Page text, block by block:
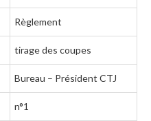
Règlement
tirage des coupes
Bureau – Président CTJ
n°1